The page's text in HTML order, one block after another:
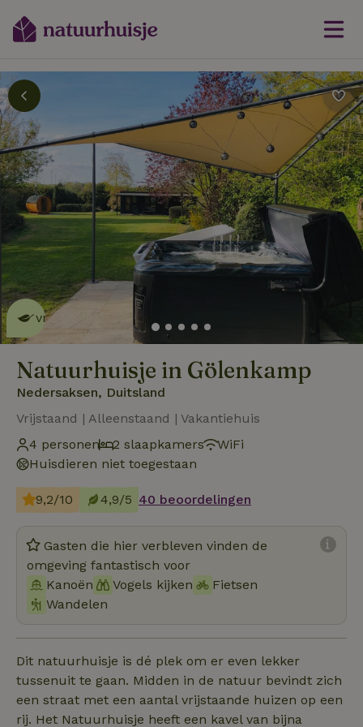
Dit natuurhuisje is eco-
vriendelijk
lees meer
Natuurhuisje in Gölenkamp
Nedersaksen, Duitsland
Vrijstaand | Alleenstaand | Vakantiehuis
4 personen
2 slaapkamers
WiFi
Huisdieren niet toegestaan
9,2/10 4,9/5 40 beoordelingen
Gasten die hier verbleven vinden de
omgeving fantastisch voor
Kanoën
Vogels kijken
Fietsen
Wandelen
Dit natuurhuisje is dé plek om er even lekker
tussenuit te gaan. Midden in de natuur bevindt zich
een straat met een aantal vrijstaande huizen op een
rij. Het Natuurhuisje heeft een kavel van bijna